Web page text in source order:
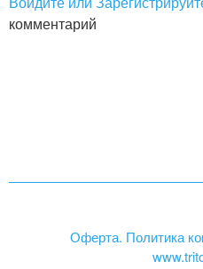
комментарий
Оферта. Политика